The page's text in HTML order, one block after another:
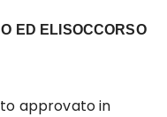
ED ELISOCCORSO
approvato in